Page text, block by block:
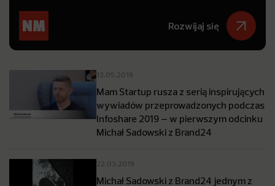
Rozwijaj się
13.05.2019
Mam Startup rusza z serią inspirujących
wywiadów przeprowadzonych podczas
Infoshare 2019 – w pierwszym odcinku
Michał Sadowski z Brand24
22.03.2019
Michał Sadowski z Brand24 jednym z